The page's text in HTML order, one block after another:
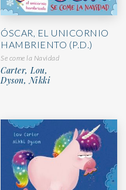
ÓSCAR, EL UNICORNIO
HAMBRIENTO (P.D.)
Se come la Navidad
Carter, Lou,
Dyson, Nikki